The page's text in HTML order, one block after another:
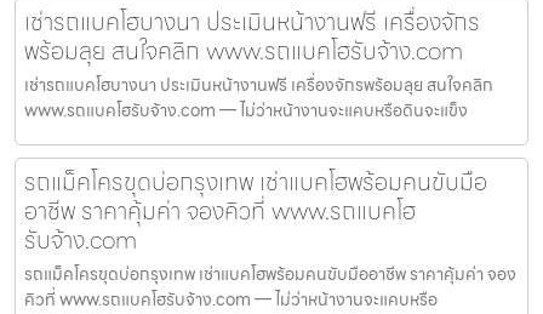
เช่ารถแบคโฮบางนา ประเมินหน้างานฟรี เครื่องจักร
พร้อมลุย สนใจคลิก www.รถแบคโฮรับจ้าง.com
เช่ารถแบคโฮบางนา ประเมินหน้างานฟรี เครื่องจักรพร้อมลุย สนใจคลิก
www.รถแบคโฮรับจ้าง.com — ไม่ว่าหน้างานจะแคบหรือดินจะแข็ง
รถแม็คโครขุดบ่อกรุงเทพ เช่าแบคโฮพร้อมคนขับมือ
อาชีพ ราคาคุ้มค่า จองคิวที่ www.รถแบคโฮ
รับจ้าง.com
รถแม็คโครขุดบ่อกรุงเทพ เช่าแบคโฮพร้อมคนขับมืออาชีพ ราคาคุ้มค่า จอง
คิวที่ www.รถแบคโฮรับจ้าง.com — ไม่ว่าหน้างานจะแคบหรือ